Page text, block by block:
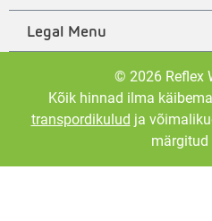
Legal Menu
© 2026 Reflex
Kõik hinnad ilma
transpordikulud ja
märgitud